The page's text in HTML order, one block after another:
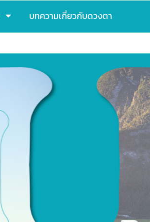
บทความเกี่ยวกับดวงตา